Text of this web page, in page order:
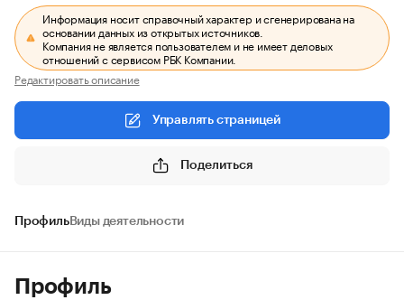
Информация носит справочный характер и сгенерирована на
основании данных из открытых источников.
Компания не является пользователем и не имеет деловых
отношений с сервисом РБК Компании.
Редактировать описание
Управлять страницей
Поделиться
ПрофильВиды деятельности
Профиль